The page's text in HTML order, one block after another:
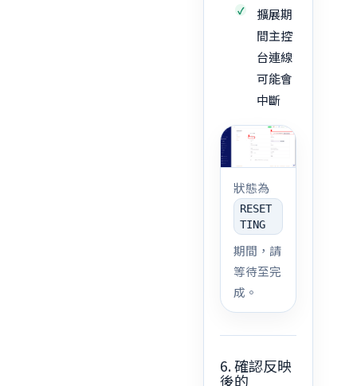
擴展期
間主控
台連線
可能會
中斷
狀態為
RESET
TING
期間，請
等待至完
成。
6. 確認反映
後的